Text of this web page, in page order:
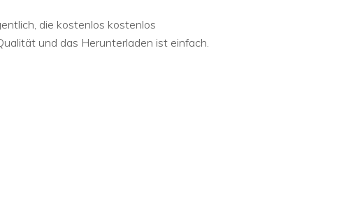
die kostenlos kostenlos
und das Herunterladen ist einfach.